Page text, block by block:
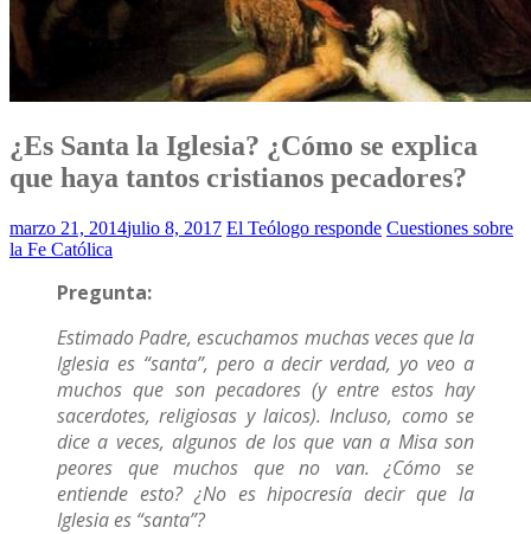
¿Es Santa la Iglesia? ¿Cómo se explica
que haya tantos cristianos pecadores?
marzo 21, 2014julio 8, 2017 El Teólogo responde Cuestiones sobre
la Fe Católica
Pregunta:
Estimado Padre, escuchamos muchas veces que la
Iglesia es “santa”, pero a decir verdad, yo veo a
muchos que son pecadores (y entre estos hay
sacerdotes, religiosas y laicos). Incluso, como se
dice a veces, algunos de los que van a Misa son
peores que muchos que no van. ¿Cómo se
entiende esto? ¿No es hipocresía decir que la
Iglesia es “santa”?